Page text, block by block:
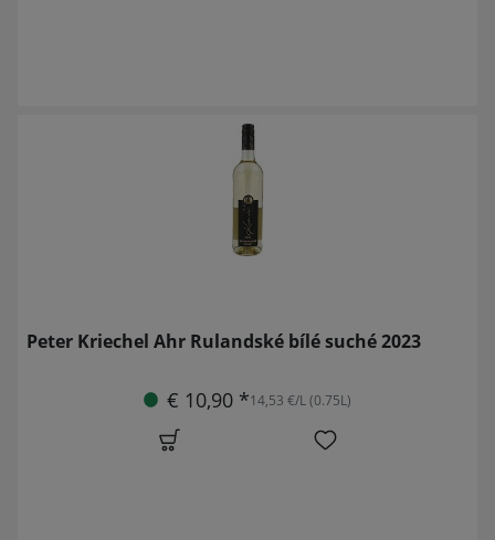
Peter Kriechel Ahr Rulandské bílé suché 2023
€ 10,90 *14,53 €/L (0.75L)